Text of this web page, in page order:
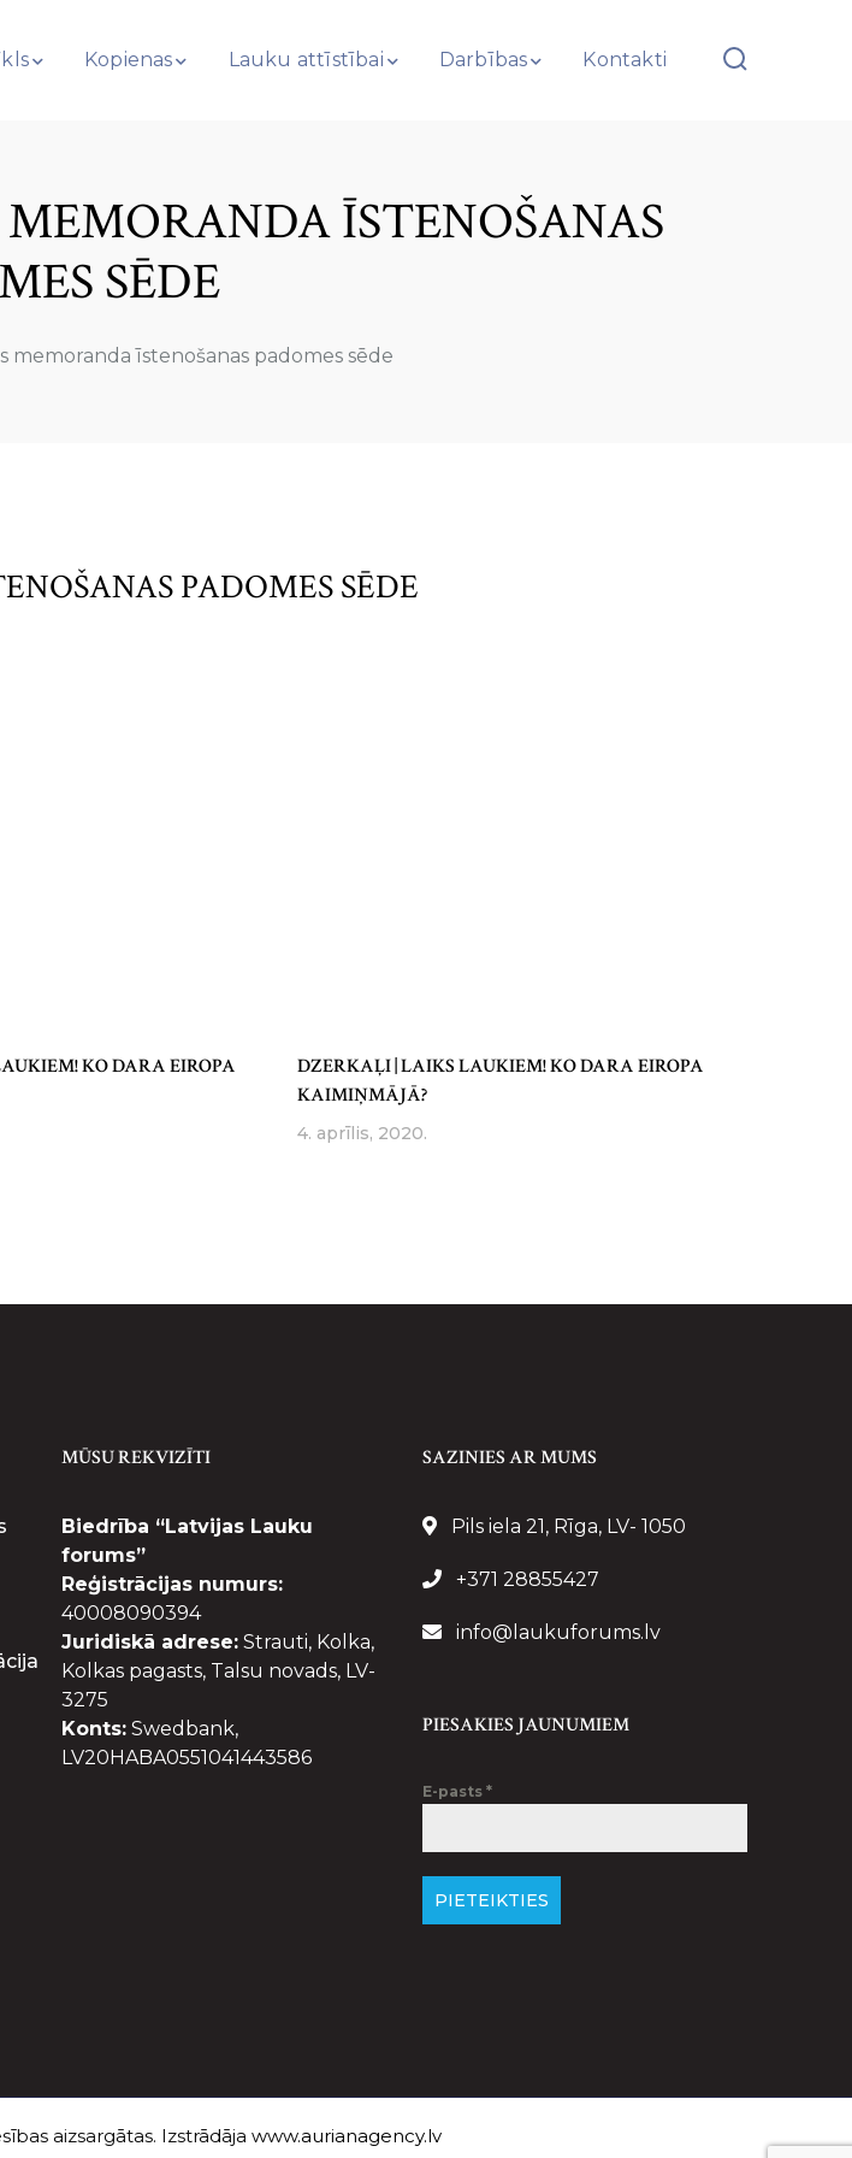
Kopienas Lauku attīstībai Darbības Kontakti
ĪSTENOŠANAS
SĒDE
memoranda īstenošanas padomes sēde
PADOMES SĒDE
KO DARA EIROPA
DZERKAĻI | LAIKS LAUKIEM! KO DARA EIROPA
KAIMIŅMĀJĀ?
4. aprīlis, 2020.
MŪSU REKVIZĪTI
Biedrība “Latvijas Lauku
forums”
Reģistrācijas numurs:
40008090394
Juridiskā adrese: Strauti, Kolka,
Kolkas pagasts, Talsu novads, LV-
3275
Konts: Swedbank,
LV20HABA0551041443586
SAZINIES AR MUMS
Pils iela 21, Rīga, LV- 1050
+371 28855427
info@laukuforums.lv
PIESAKIES JAUNUMIEM
E-pasts *
PIETEIKTIES
aizsargātas. Izstrādāja www.aurianagency.lv